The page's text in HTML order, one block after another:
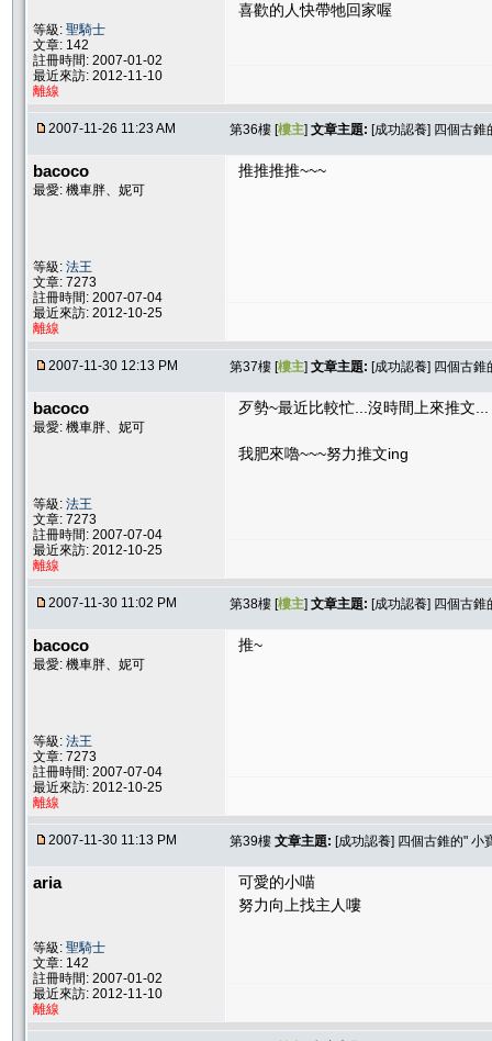
等級: 聖騎士
文章: 142
註冊時間: 2007-01-02
最近來訪: 2012-11-10
離線
喜歡的人快帶牠回家喔
2007-11-26 11:23 AM 第36樓 [樓主] 文章主題: [成功認養] 四個古
bacoco
最愛: 機車胖、妮可
等級: 法王
文章: 7273
註冊時間: 2007-07-04
最近來訪: 2012-10-25
離線
推推推推~~~
2007-11-30 12:13 PM 第37樓 [樓主] 文章主題: [成功認養] 四個古
bacoco
最愛: 機車胖、妮可
等級: 法王
文章: 7273
註冊時間: 2007-07-04
最近來訪: 2012-10-25
離線
歹勢~最近比較忙...沒時間上來推文...
我肥來嚕~~~努力推文ing
2007-11-30 11:02 PM 第38樓 [樓主] 文章主題: [成功認養] 四個古
bacoco
最愛: 機車胖、妮可
等級: 法王
文章: 7273
註冊時間: 2007-07-04
最近來訪: 2012-10-25
離線
推~
2007-11-30 11:13 PM 第39樓 文章主題: [成功認養] 四個古錐的" 小
aria
等級: 聖騎士
文章: 142
註冊時間: 2007-01-02
最近來訪: 2012-11-10
離線
可愛的小喵
努力向上找主人嘍